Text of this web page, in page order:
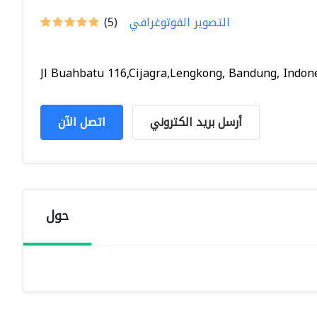
(5) التصوير الفوتوغرافي
Jl Buahbatu 116,Cijagra,Lengkong, Bandung,
اتصل الآن أرسل بريد الكتروني
حول